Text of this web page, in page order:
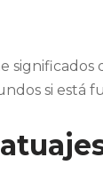
si está